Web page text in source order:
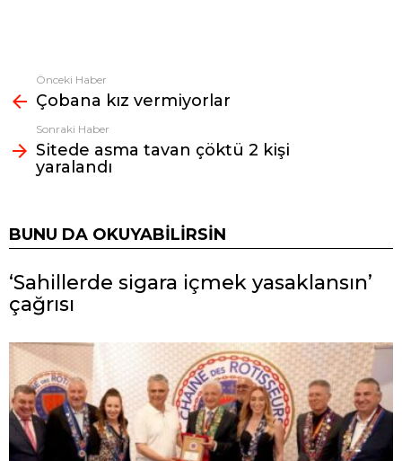
Fazlasına
bak
Önceki Haber
Çobana kız vermiyorlar
Sonraki Haber
Sitede asma tavan çöktü 2 kişi
yaralandı
BUNU DA OKUYABILIRSIN
‘Sahillerde sigara içmek yasaklansın’
çağrısı